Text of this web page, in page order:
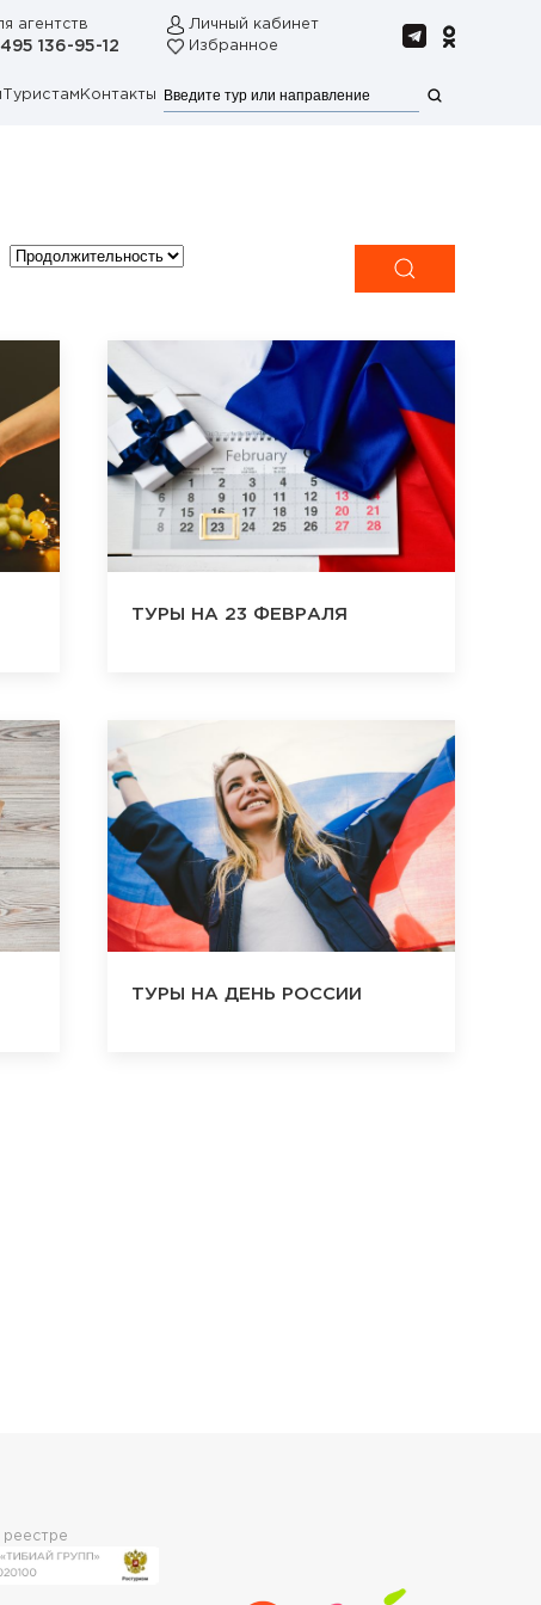
агентств
136-95-12
Личный кабинет
Избранное
Туристам Контакты
ТУРЫ НА 23 ФЕВРАЛЯ
ТУРЫ НА ДЕНЬ РОССИИ